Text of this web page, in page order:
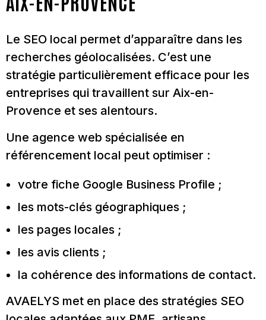
Le SEO local permet d’apparaître dans les
recherches géolocalisées. C’est une
stratégie particulièrement efficace pour les
entreprises qui travaillent sur Aix-en-
Provence et ses alentours.
Une agence web spécialisée en
référencement local peut optimiser :
votre fiche Google Business Profile ;
les mots-clés géographiques ;
les pages locales ;
les avis clients ;
la cohérence des informations de contact.
AVAELYS met en place des stratégies SEO